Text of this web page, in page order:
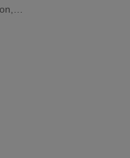
damit